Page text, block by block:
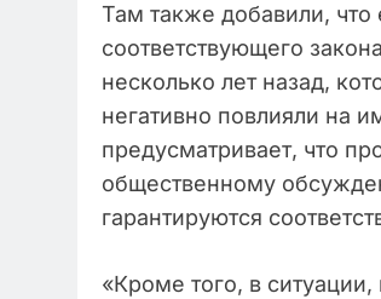
Там также добавили, что
соответствующего
несколько лет назад,
негативно повлияли на
предусматривает, что
общественному
гарантируются
«Кроме того, в ситуации,